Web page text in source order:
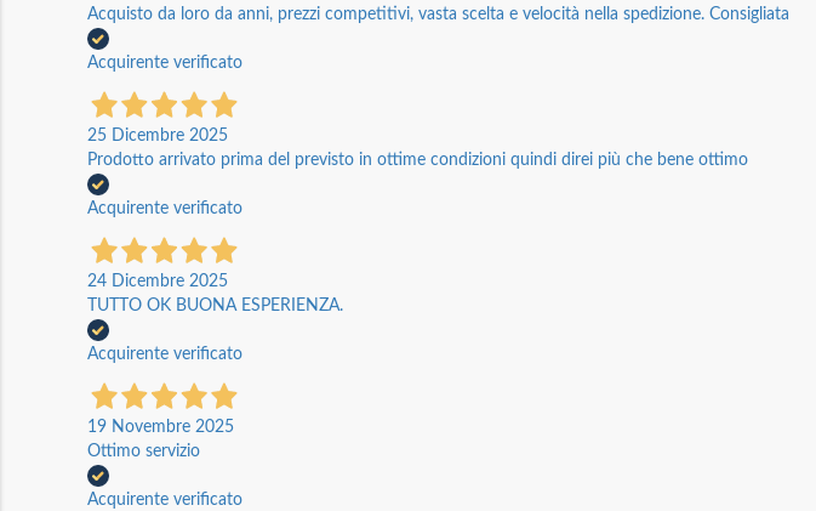
Acquisto da loro da anni, prezzi competitivi, vasta scelta e velocità nella spedizione. Consigliata
Acquirente verificato
25 Dicembre 2025
Prodotto arrivato prima del previsto in ottime condizioni quindi direi più che bene ottimo
Acquirente verificato
24 Dicembre 2025
TUTTO OK BUONA ESPERIENZA.
Acquirente verificato
19 Novembre 2025
Ottimo servizio
Acquirente verificato